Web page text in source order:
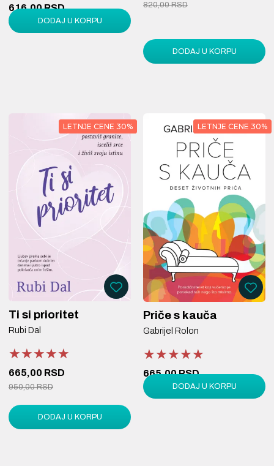
616,00 RSD
880,00 RSDDODAJ U KORPU
820,00 RSD
DODAJ U KORPU
LETNJE CENE 30%
Ti si prioritet
Rubi Dal
★★★★★
★★★★★
★★★★★
665,00 RSD
950,00 RSD
DODAJ U KORPU
LETNJE CENE 30%
Priče s kauča
Gabrijel Rolon
★★★★★
★★★★★
★★★★★
665,00 RSD
950,00 RSDDODAJ U KORPU